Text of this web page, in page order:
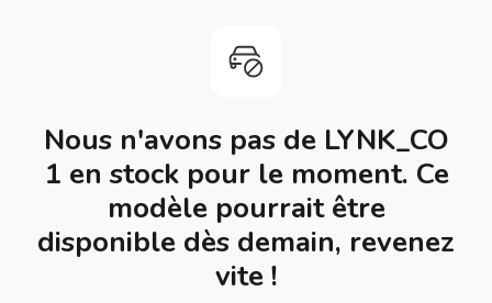
Nous n'avons pas de LYNK_CO
1 en stock pour le moment. Ce
modèle pourrait être
disponible dès demain, revenez
vite !